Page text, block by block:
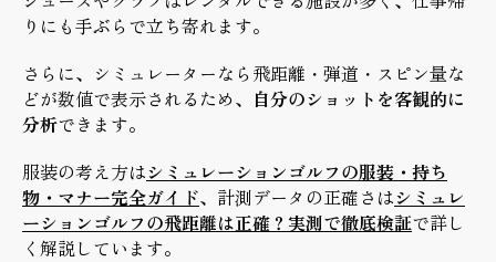
りにも手ぶらで立ち寄れます。
さらに、シミュレーターなら飛距離・弾道・スピン量な
どが数値で表示されるため、 自分のショットを客観的に
分析できます。
服装の考え方はシミュレーションゴルフの服装・持ち
物・マナー完全ガイド、計測データの正確さはシミュレ
ーションゴルフの飛距離は正確？実測で徹底検証で詳し
く解説しています。